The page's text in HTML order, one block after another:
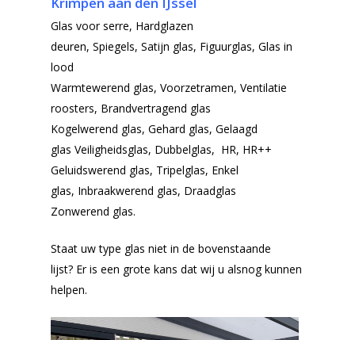
Glas voor serre, Hardglazen
deuren, Spiegels, Satijn glas, Figuurglas,Glas in
lood
Warmtewerend glas, Voorzetramen, Ventilatie
roosters, Brandvertragend glas
Kogelwerend glas, Gehard glas, Gelaagd
glas Veiligheidsglas, Dubbelglas, HR, HR++
Geluidswerend glas, Tripelglas, Enkel
glas, Inbraakwerend glas, Draadglas
Zonwerend glas.
Staat uw type glas niet in de bovenstaande
lijst? Er is een grote kans dat wij u alsnog kunnen
helpen.